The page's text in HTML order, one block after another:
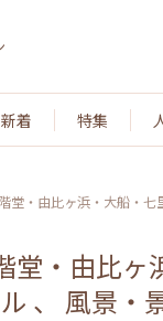
新着 特集
堂・由比ヶ浜・大船・七
堂・由比ヶ
、 風景・